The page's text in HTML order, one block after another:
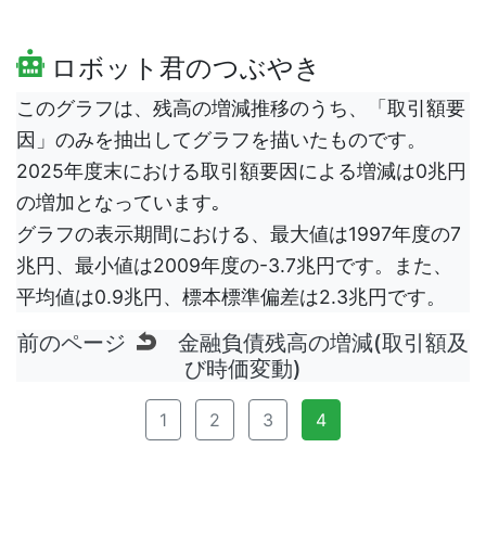
ロボット君のつぶやき
このグラフは、残高の増減推移のうち、「取引額要
因」のみを抽出してグラフを描いたものです。
2025年度末における取引額要因による増減は0兆円
の増加となっています｡
グラフの表示期間における、最大値は1997年度の7
兆円、最小値は2009年度の-3.7兆円です。また、
平均値は0.9兆円、標本標準偏差は2.3兆円です。
前のページ
金融負債残高の増減(取引額及
び時価変動)
1 2 3 4